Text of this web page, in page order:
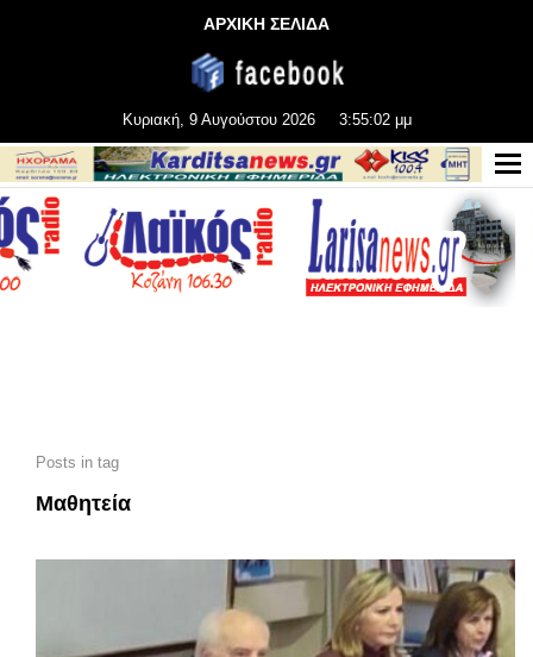
ΑΡΧΙΚΗ ΣΕΛΙΔΑ
Κυριακή, 9 Αυγούστου 2026 3:55:04 μμ
Posts in tag
Μαθητεία